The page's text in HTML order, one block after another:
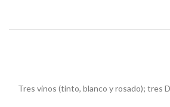
Tres vinos (tinto, blanco y rosado); tres